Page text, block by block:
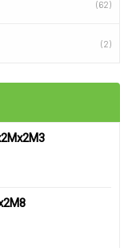
(62)
(2)